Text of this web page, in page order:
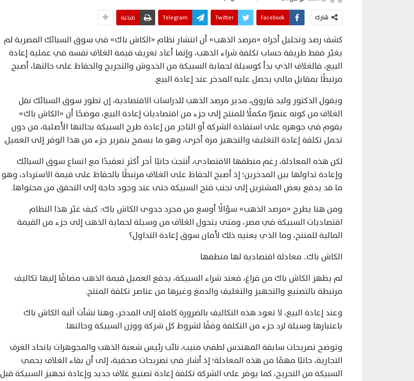
شارك Facebook
Twitter
Telegram طباعة
كشف رصد وتحليل أجراه «مرصد الذهب» أن انتشار نظام «الكاش باك» في سوق السبائك المصرية لم
يغيّر فقط طريقة حساب تكلفة شراء الذهب، وإنما أعاد تعريف قيمة الغلاف نفسه في عملية إعادة
البيع، فالغلاف الذي بدأ كوسيلة لحماية السبيكة من الخدوش والتجريح والحفاظ على حالتها، أصبح
مرتبطًا بمقابل مالي يحصل عليه المدخر عند إعادة البيع.
ويقول الدكتور وليد فاروق، مدير مرصد الذهب للدراسات الاقتصادية، إن تطور سوق السبائك نقل
الغلاف من كونه عنصرًا مكملًا للمنتج إلى جزء من اقتصاديات إعادة البيع، موضحًا أن «الكاش باك»
يقوم في جوهره على استفادة الشركة أو التاجر من إعادة طرح السبيكة بحالتها الأصلية، من دون
تحمل تكلفة إعادة التغليف والتجهيز مرة أخرى، وهو ما يسمح بتمرير جزء من هذا الوفر إلى العميل.
لكن هذه المعادلة، رغم منطقها الاقتصادي، أنتجت جانبًا آخر أكثر تعقيدًا مع اتساع سوق السبائك
وإعادة تداولها بين المدخرين؛ إذ أصبح الحفاظ على الغلاف مرتبطًا بالحفاظ على قيمة الاسترداد، وهو
ما قد يدفع بعض المشترين إلى تجنب فتح السبيكة حتى عند وجود حاجة إلى التحقق من محتواها.
ومن هنا يطرح «مرصد الذهب» سؤالًا أوسع من مجرد جدوى الكاش باك: كيف غيّر هذا النظام
اقتصاديات السبيكة في مصر، ومتى يتحول الغلاف من وسيلة لحماية الذهب إلى جزء من القيمة
المالية للمنتج، وما الذي يعنيه ذلك لأمان سوق إعادة التداول؟
الكاش باك.. معادلة اقتصادية لها منطقها
لم يظهر الكاش باك من فراغ، فعند شراء السبيكة، يدفع العميل قيمة الذهب مضافًا إليها تكاليف
مرتبطة بالتصنيع والتجهيز والتغليف والدمغ وغيرها من عناصر تكلفة المنتج.
وعند إعادة البيع، لا تعود هذه التكاليف بالضرورة كاملة إلى المدخر، وهنا نشأت آلية الكاش باك
باعتبارها وسيلة لرد جزء من التكلفة وفقًا لشروط كل شركة ووزن السبيكة وحالتها.
وتوضح تصريحات سابقة المهندس لطفي منيب، نائب رئيس شعبة الذهب والمجوهرات باتحاد الغرف
التجارية، جانبًا مهمًا من هذه المعادلة؛ إذ أشار في تصريحات صحفية، إلى أن بقاء الغلاف يحمي
السبيكة من التجريح، كما يوفر على الشركة تكلفة إعادة تصنيع غلاف جديد وإعادة تجهيز السبيكة قبل